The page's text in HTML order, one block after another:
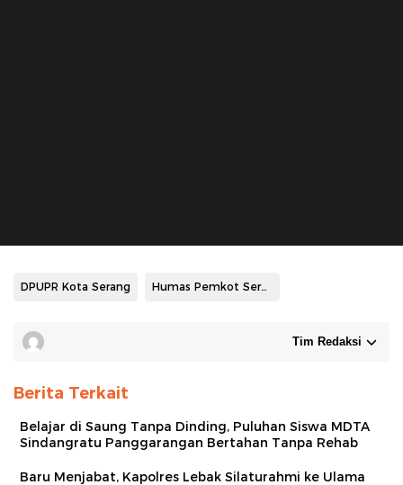
DPUPR Kota Serang Humas Pemkot Serang
Tim Redaksi
Berita Terkait
Belajar di Saung Tanpa Dinding, Puluhan Siswa MDTA
Sindangratu Panggarangan Bertahan Tanpa Rehab
Baru Menjabat, Kapolres Lebak Silaturahmi ke Ulama